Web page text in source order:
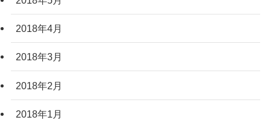
2018年4月
2018年3月
2018年2月
2018年1月